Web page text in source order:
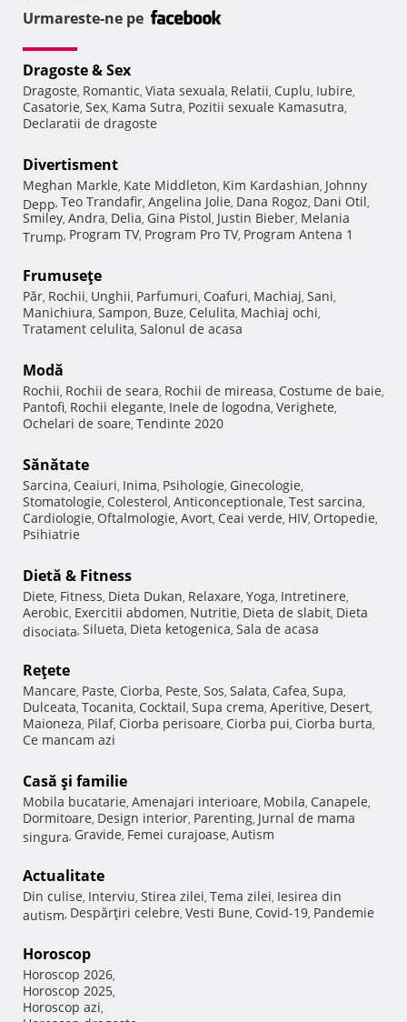
Urmareste-ne pe
Dragoste & Sex
Dragoste, Romantic, Viata sexuala, Relatii, Cuplu, Iubire,
Casatorie, Sex, Kama Sutra, Pozitii sexuale Kamasutra,
Declaratii de dragoste
Divertisment
Meghan Markle, Kate Middleton, Kim Kardashian, Johnny
Depp, Teo Trandafir, Angelina Jolie, Dana Rogoz, Dani Otil,
Smiley, Andra, Delia, Gina Pistol, Justin Bieber, Melania
Trump, Program TV, Program Pro TV, Program Antena 1
Frumuseţe
Păr, Rochii, Unghii, Parfumuri, Coafuri, Machiaj, Sani,
Manichiura, Sampon, Buze, Celulita, Machiaj ochi,
Tratament celulita, Salonul de acasa
Modă
Rochii, Rochii de seara, Rochii de mireasa, Costume de baie,
Pantofi, Rochii elegante, Inele de logodna, Verighete,
Ochelari de soare, Tendinte 2020
Sănătate
Sarcina, Ceaiuri, Inima, Psihologie, Ginecologie,
Stomatologie, Colesterol, Anticonceptionale, Test sarcina,
Cardiologie, Oftalmologie, Avort, Ceai verde, HIV, Ortopedie,
Psihiatrie
Dietă & Fitness
Diete, Fitness, Dieta Dukan, Relaxare, Yoga, Intretinere,
Aerobic, Exercitii abdomen, Nutritie, Dieta de slabit, Dieta
disociata, Silueta, Dieta ketogenica, Sala de acasa
Reţete
Mancare, Paste, Ciorba, Peste, Sos, Salata, Cafea, Supa,
Dulceata, Tocanita, Cocktail, Supa crema, Aperitive, Desert,
Maioneza, Pilaf, Ciorba perisoare, Ciorba pui, Ciorba burta,
Ce mancam azi
Casă şi familie
Mobila bucatarie, Amenajari interioare, Mobila, Canapele,
Dormitoare, Design interior, Parenting, Jurnal de mama
singura, Gravide, Femei curajoase, Autism
Actualitate
Din culise, Interviu, Stirea zilei, Tema zilei, Iesirea din
autism, Despărţiri celebre, Vesti Bune, Covid-19, Pandemie
Horoscop
Horoscop 2026,
Horoscop 2025,
Horoscop azi,